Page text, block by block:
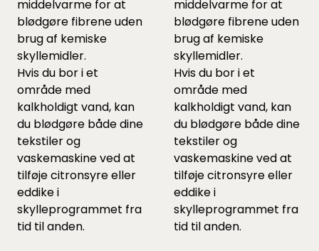
middelvarme for at
blødgøre fibrene uden
brug af kemiske
skyllemidler.
Hvis du bor i et
område med
kalkholdigt vand, kan
du blødgøre både dine
tekstiler og
vaskemaskine ved at
tilføje citronsyre eller
eddike i
skylleprogrammet fra
tid til anden.
middelvarme for at
blødgøre fibrene uden
brug af kemiske
skyllemidler.
Hvis du bor i et
område med
kalkholdigt vand, kan
du blødgøre både dine
tekstiler og
vaskemaskine ved at
tilføje citronsyre eller
eddike i
skylleprogrammet fra
tid til anden.